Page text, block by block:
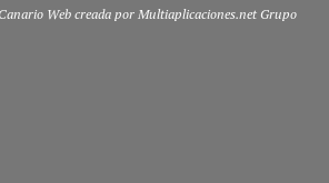
Web creada por Multiaplicaciones.net Grupo